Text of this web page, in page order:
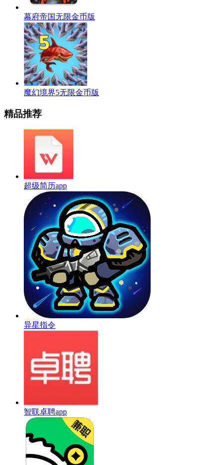
幕府帝国无限金币版
魔幻境界5无限金币版
精品推荐
超级简历app
异星指令
智联卓聘app